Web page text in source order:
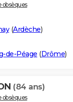
(Ardèche)
de-Péage (Drôme)
(84 ans)